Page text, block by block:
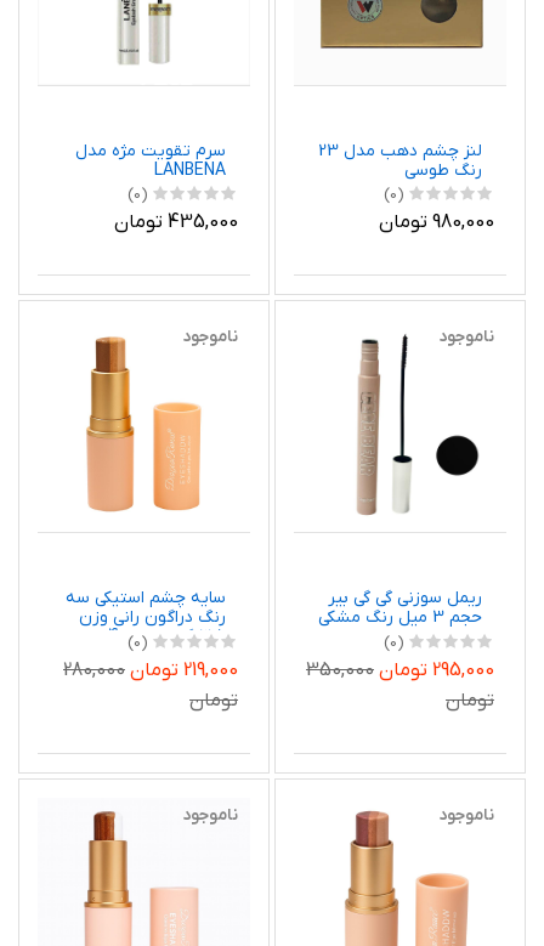
لنز چشم دهب مدل 23
رنگ طوسی
(0)
980,000 تومان
سرم تقویت مژه مدل
LANBENA
(0)
435,000 تومان
ناموجود
ریمل سوزنی گی گی بیر
حجم 3 میل رنگ مشکی
(0)
295,000 تومان
350,000
تومان
ناموجود
سایه چشم استیکی سه
رنگ دراگون رانی وزن
3.5 گرم شماره 4
(0)
219,000 تومان
280,000
تومان
ناموجود ناموجود